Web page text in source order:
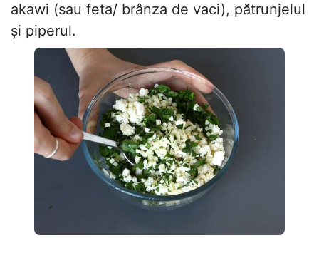
akawi (sau feta/ brânza de vaci), pătrunjelul
și piperul.